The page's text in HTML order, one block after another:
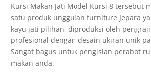
Kursi Makan Jati Model Kursi 8 tersebut
satu produk unggulan furniture Jepara
kayu jati pilihan, diproduksi oleh
profesional dengan desain ukiran unik
Sangat bagus untuk pengisian perabot
makan anda.